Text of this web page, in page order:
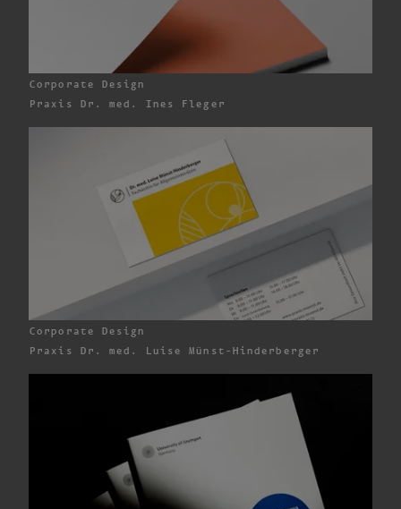
Corporate Design
Praxis Dr. med. Ines Fleger
Corporate Design
Praxis Dr. med. Luise Müns t-Hinderberger